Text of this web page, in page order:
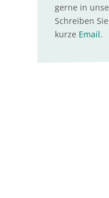
gerne in
Schreiben
kurze Email.